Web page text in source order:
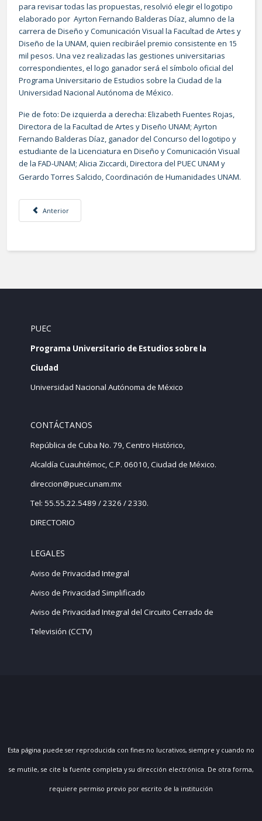
para revisar todas las propuestas, resolvió elegir el logotipo
elaborado por Ayrton Fernando Balderas Díaz, alumno de la
carrera de Diseño y Comunicación Visual la Facultad de Artes y
Diseño de la UNAM, quien recibiráel premio consistente en 15
mil pesos. Una vez realizadas las gestiones universitarias
correspondientes, el logo ganador será el símbolo oficial del
Programa Universitario de Estudios sobre la Ciudad de la
Universidad Nacional Autónoma de México.
Pie de foto: De izquierda a derecha: Elizabeth Fuentes Rojas,
Directora de la Facultad de Artes y Diseño UNAM; Ayrton
Fernando Balderas Díaz, ganador del Concurso del logotipo y
estudiante de la Licenciatura en Diseño y Comunicación Visual
de la FAD-UNAM; Alicia Ziccardi, Directora del PUEC UNAM y
Gerardo Torres Salcido, Coordinación de Humanidades UNAM.
Artículo anterior: Exposición del XX Aniversario del PUEC “Planeación
Anterior
PUEC
Programa Universitario de Estudios sobre la
Ciudad
Universidad Nacional Autónoma de México
CONTÁCTANOS
República de Cuba No. 79, Centro Histórico,
Alcaldía Cuauhtémoc, C.P. 06010, Ciudad de México.
direccion@puec.unam.mx
Tel: 55.55.22.5489 / 2326 / 2330.
DIRECTORIO
LEGALES
Aviso de Privacidad Integral
Aviso de Privacidad Simplificado
Aviso de Privacidad Integral del Circuito Cerrado de
Televisión (CCTV)
Esta página puede ser reproducida con fines no lucrativos, siempre y cuando no
se mutile, se cite la fuente completa y su dirección electrónica. De otra forma,
requiere permiso previo por escrito de la institución